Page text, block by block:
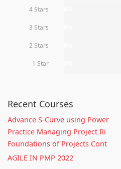
4 Stars
3 Stars
2 Stars
1 Star
Recent Courses
Advance S-Curve using Power
Practice Managing Project Ri
Foundations of Projects Cont
AGILE IN PMP 2022